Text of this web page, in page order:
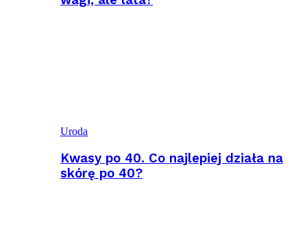
Uroda
Kwasy po 40. Co najlepiej działa na
skórę po 40?